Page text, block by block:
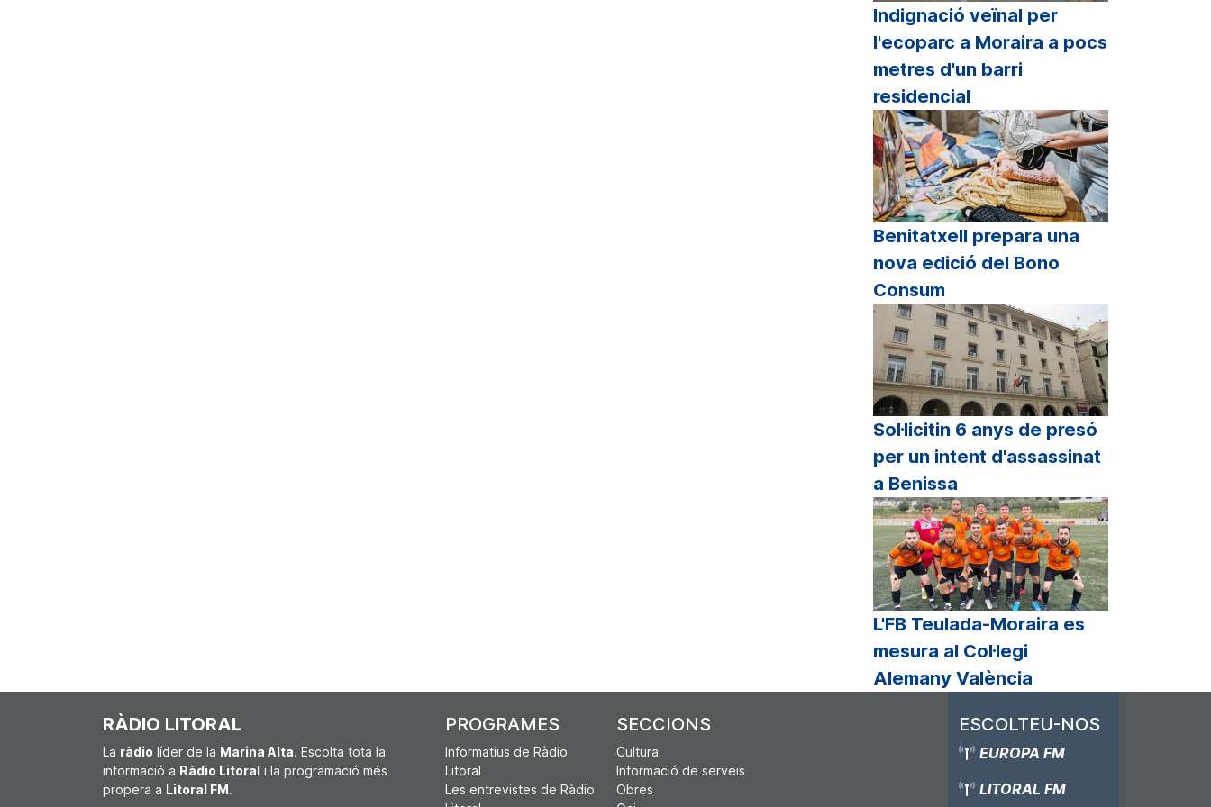
Indignació veïnal per
l'ecoparc a Moraira a pocs
metres d'un barri
residencial
Benitatxell prepara una
nova edició del Bono
Consum
Sol·licitin 6 anys de presó
per un intent d'assassinat
a Benissa
L'FB Teulada-Moraira es
mesura al Col·legi
Alemany València
RÀDIO LITORAL
La ràdio líder de la Marina Alta. Escolta tota la
informació a Ràdio Litoral i la programació més
propera a Litoral FM.
PROGRAMES
Informatius de Ràdio
Litoral
Les entrevistes de Ràdio
SECCIONS
Cultura
Informació de serveis
Obres
ESCOLTEU-NOS
EUROPA FM
LITORAL FM